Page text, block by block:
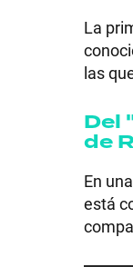
La
las
Del
de
En
está